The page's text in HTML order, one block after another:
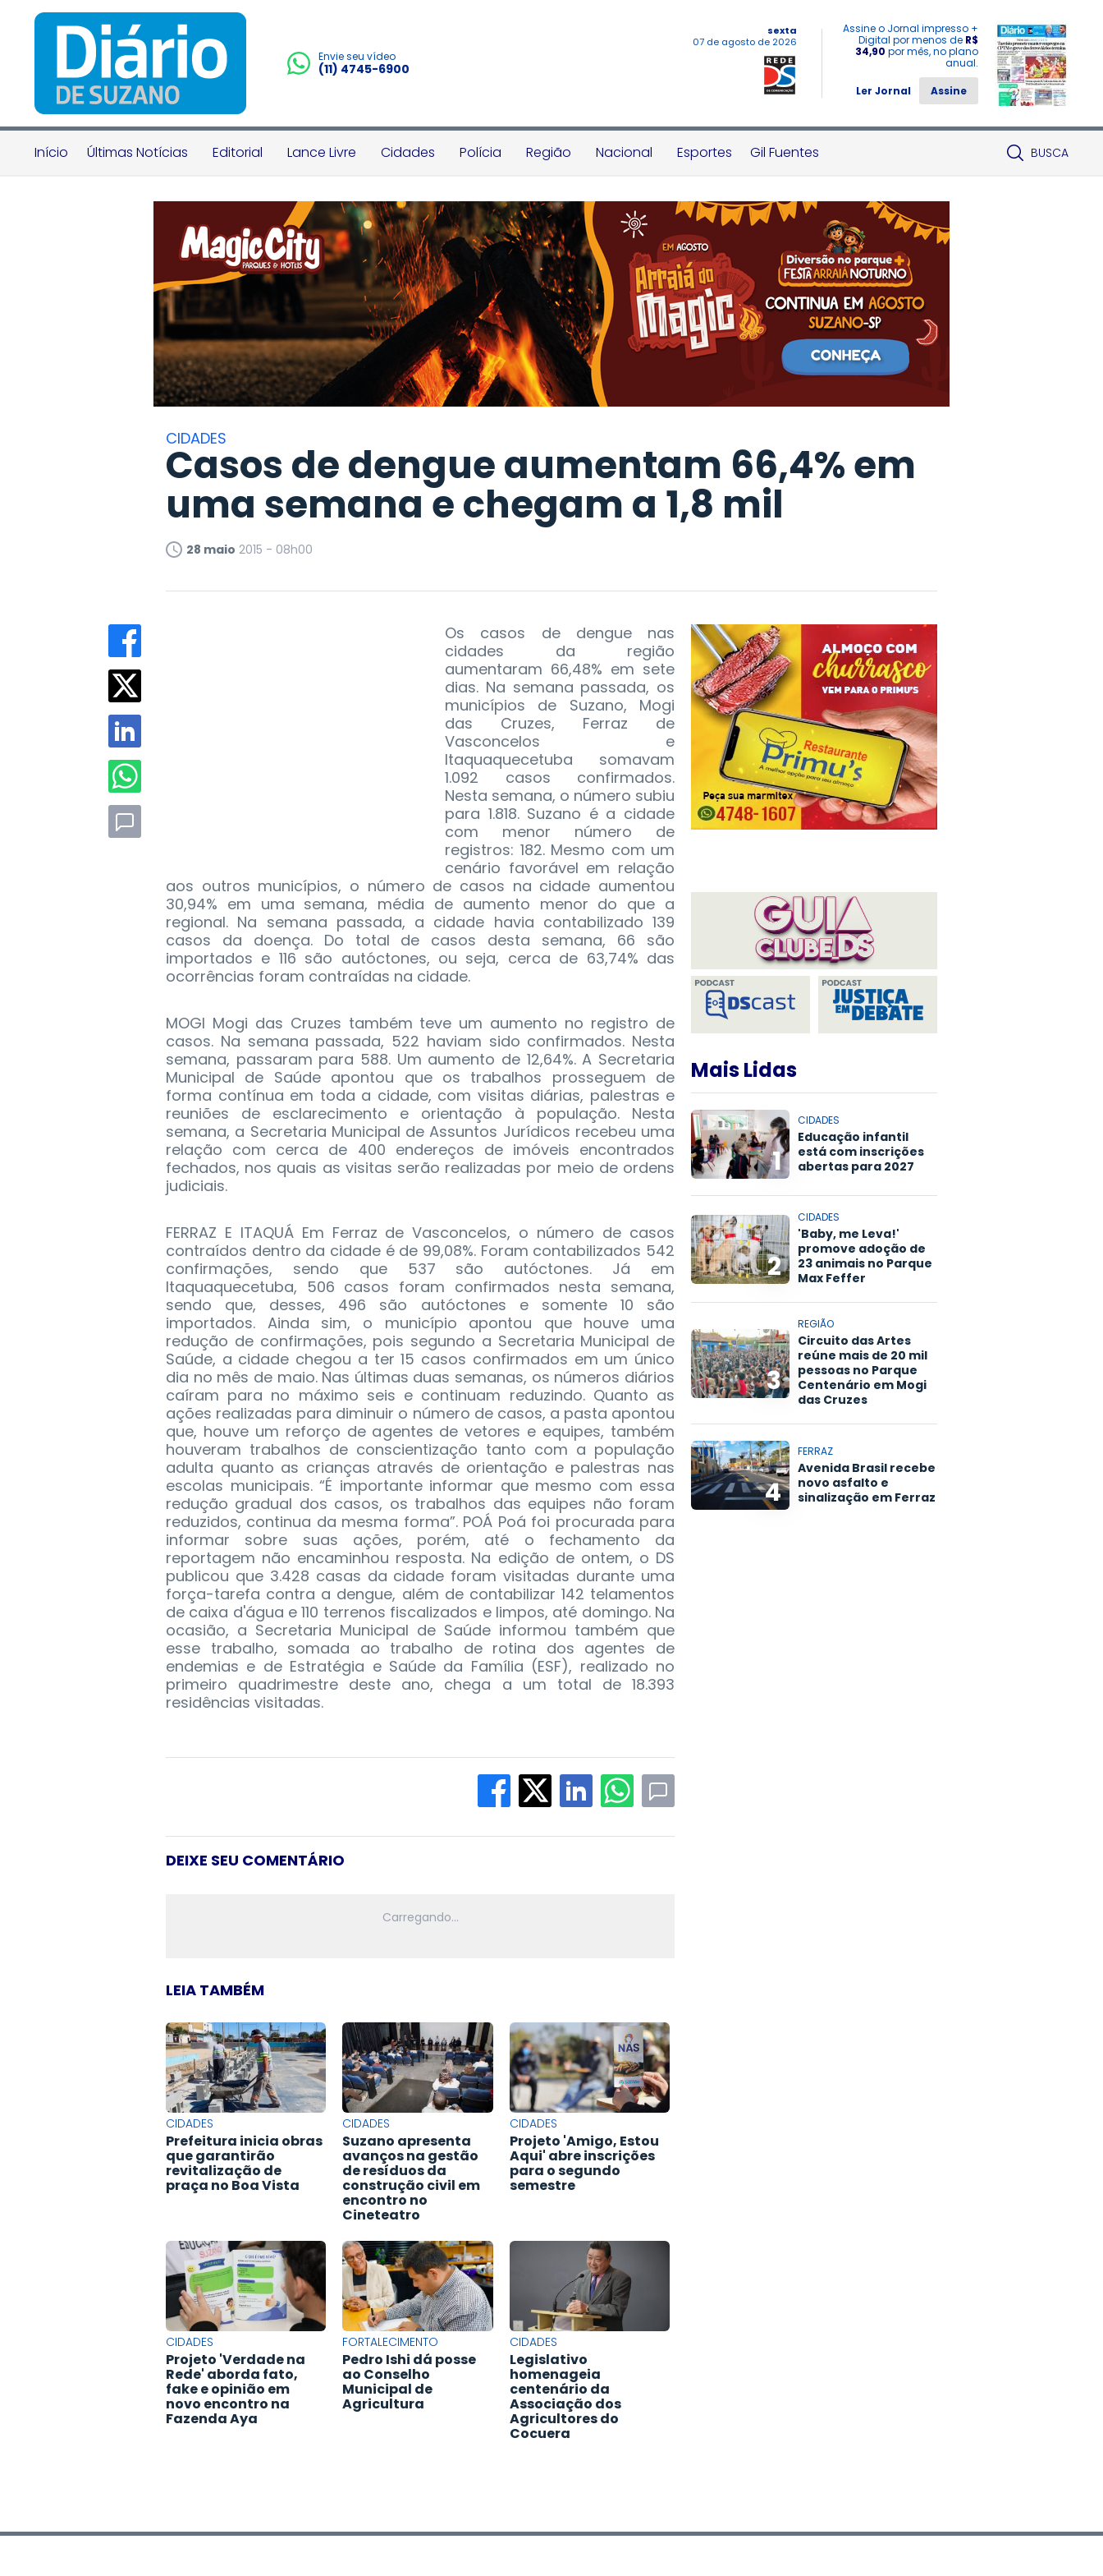
Envie seu vídeo
(11) 4745-6900
sexta
07 de agosto de 2026
Assine o Jornal impresso +
Digital por menos de R$
34,90 por mês, no plano
anual.
Ler Jornal
Assine
Início Últimas Notícias Editorial Lance Livre Cidades Polícia Região Nacional Esportes Gil Fuentes BUSCA
CIDADES
Casos de dengue aumentam 66,4% em
uma semana e chegam a 1,8 mil
28 maio 2015 - 08h00
Os casos de dengue nas
cidades da região
aumentaram 66,48% em sete
dias. Na semana passada, os
municípios de Suzano, Mogi
das Cruzes, Ferraz de
Vasconcelos e
Itaquaquecetuba somavam
1.092 casos confirmados.
Nesta semana, o número subiu
para 1.818.Suzano é a cidade
com menor número de
registros: 182. Mesmo com um
cenário favorável em relação
aos outros municípios, o número de casos na cidade aumentou
30,94% em uma semana, média de aumento menor do que a
regional. Na semana passada, a cidade havia contabilizado 139
casos da doença. Do total de casos desta semana, 66 são
importados e 116 são autóctones, ou seja, cerca de 63,74% das
ocorrências foram contraídas na cidade.
MOGI Mogi das Cruzes também teve um aumento no registro de
casos. Na semana passada, 522 haviam sido confirmados. Nesta
semana, passaram para 588. Um aumento de 12,64%. A Secretaria
Municipal de Saúde apontou que os trabalhos prosseguem de
forma contínua em toda a cidade, com visitas diárias, palestras e
reuniões de esclarecimento e orientação à população. Nesta
semana, a Secretaria Municipal de Assuntos Jurídicos recebeu uma
relação com cerca de 400 endereços de imóveis encontrados
fechados, nos quais as visitas serão realizadas por meio de ordens
judiciais.
FERRAZ E ITAQUÁ Em Ferraz de Vasconcelos, o número de casos
contraídos dentro da cidade é de 99,08%. Foram contabilizados 542
confirmações, sendo que 537 são autóctones. Já em
Itaquaquecetuba, 506 casos foram confirmados nesta semana,
sendo que, desses, 496 são autóctones e somente 10 são
importados. Ainda sim, o município apontou que houve uma
redução de confirmações, pois segundo a Secretaria Municipal de
Saúde, a cidade chegou a ter 15 casos confirmados em um único
dia no mês de maio. Nas últimas duas semanas, os números diários
caíram para no máximo seis e continuam reduzindo. Quanto as
ações realizadas para diminuir o número de casos, a pasta apontou
que, houve um reforço de agentes de vetores e equipes, também
houveram trabalhos de conscientização tanto com a população
adulta quanto as crianças através de orientação e palestras nas
escolas municipais. “É importante informar que mesmo com essa
redução gradual dos casos, os trabalhos das equipes não foram
reduzidos, continua da mesma forma”. POÁ Poá foi procurada para
informar sobre suas ações, porém, até o fechamento da
reportagem não encaminhou resposta. Na edição de ontem, o DS
publicou que 3.428 casas da cidade foram visitadas durante uma
força-tarefa contra a dengue, além de contabilizar 142 telamentos
de caixa d'água e 110 terrenos fiscalizados e limpos, até domingo. Na
ocasião, a Secretaria Municipal de Saúde informou também que
esse trabalho, somada ao trabalho de rotina dos agentes de
endemias e de Estratégia e Saúde da Família (ESF), realizado no
primeiro quadrimestre deste ano, chega a um total de 18.393
residências visitadas.
DEIXE SEU COMENTÁRIO
LEIA TAMBÉM
CIDADES
Prefeitura inicia obras
que garantirão
revitalização de
praça no Boa Vista
CIDADES
Suzano apresenta
avanços na gestão
de resíduos da
construção civil em
encontro no
Cineteatro
CIDADES
Projeto 'Amigo, Estou
Aqui' abre inscrições
para o segundo
semestre
CIDADES
Projeto 'Verdade na
Rede' aborda fato,
fake e opinião em
novo encontro na
Fazenda Aya
FORTALECIMENTO
Pedro Ishi dá posse
ao Conselho
Municipal de
Agricultura
CIDADES
Legislativo
homenageia
centenário da
Associação dos
Agricultores do
Cocuera
Mais Lidas
1
CIDADES
Educação infantil
está com inscrições
abertas para 2027
2
CIDADES
'Baby, me Leva!'
promove adoção de
23 animais no Parque
Max Feffer
3
REGIÃO
Circuito das Artes
reúne mais de 20 mil
pessoas no Parque
Centenário em Mogi
das Cruzes
4
FERRAZ
Avenida Brasil recebe
novo asfalto e
sinalização em Ferraz